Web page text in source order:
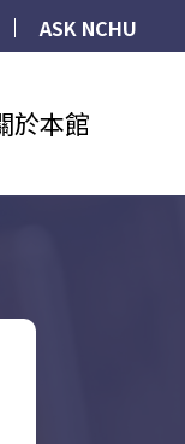
ASK NCHU
於本館